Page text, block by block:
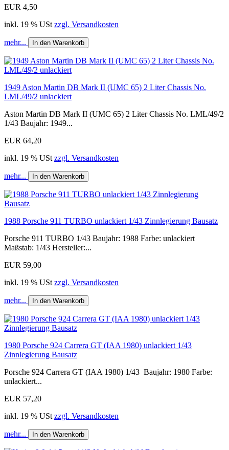
EUR 4,50
inkl. 19 % USt zzgl. Versandkosten
mehr... In den Warenkorb
1949 Aston Martin DB Mark II (UMC 65) 2 Liter Chassis No.
LML/49/2 unlackiert
Aston Martin DB Mark II (UMC 65) 2 Liter Chassis No. LML/49/2
1/43 Baujahr: 1949...
EUR 64,20
inkl. 19 % USt zzgl. Versandkosten
mehr... In den Warenkorb
1988 Porsche 911 TURBO unlackiert 1/43 Zinnlegierung Bausatz
Porsche 911 TURBO 1/43 Baujahr: 1988 Farbe: unlackiert
Maßstab: 1/43 Hersteller:...
EUR 59,00
inkl. 19 % USt zzgl. Versandkosten
mehr... In den Warenkorb
1980 Porsche 924 Carrera GT (IAA 1980) unlackiert 1/43
Zinnlegierung Bausatz
Porsche 924 Carrera GT (IAA 1980) 1/43 Baujahr: 1980 Farbe:
unlackiert...
EUR 57,20
inkl. 19 % USt zzgl. Versandkosten
mehr... In den Warenkorb